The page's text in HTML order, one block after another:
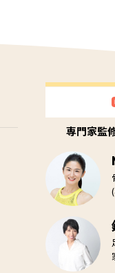
専門家監